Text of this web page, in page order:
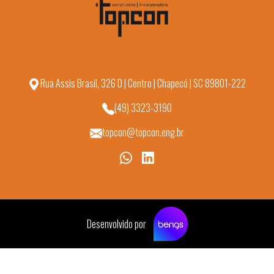
Rua Assis Brasil, 326 D | Centro | Chapecó | SC 89801-222
(49) 3323-3190
topcon@topcon.eng.br
Desenvolvido por